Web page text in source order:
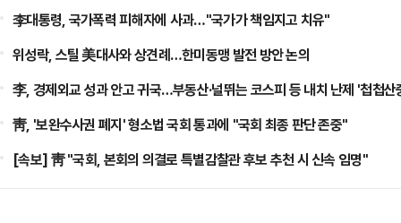
李대통령, 국가폭력 피해자에 사과…"국가가 책임지고 치유"
위성락, 스틸 美대사와 상견례…한미동맹 발전 방안 논의
李, 경제외교 성과 안고 귀국…부동산·널뛰는 코스피 등 내치 난제 '첩첩산
靑, '보완수사권 폐지' 형소법 국회 통과에 "국회 최종 판단 존중"
[속보] 靑 "국회, 본회의 의결로 특별감찰관 후보 추천 시 신속 임명"